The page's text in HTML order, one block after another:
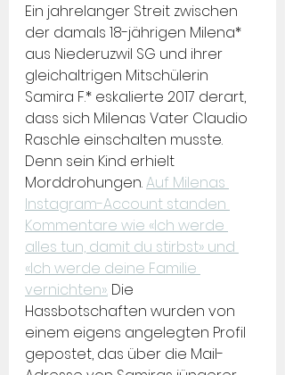
Ein jahrelanger Streit zwischen
der damals 18-jährigen Milena*
aus Niederuzwil SG und ihrer
gleichaltrigen Mitschülerin
Samira F.* eskalierte 2017 derart,
dass sich Milenas Vater Claudio
Raschle einschalten musste.
Denn sein Kind erhielt
Morddrohungen. Auf Milenas
Instagram-Account standen
Kommentare wie «Ich werde
alles tun, damit du stirbst» und
«Ich werde deine Familie
vernichten». Die
Hassbotschaften wurden von
einem eigens angelegten Profil
gepostet, das über die Mail-